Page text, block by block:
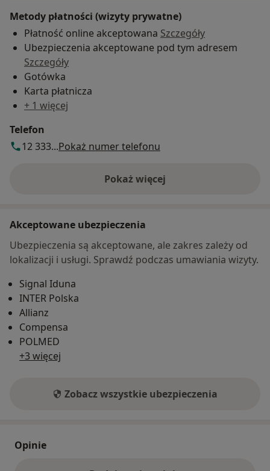
Metody płatności (wizyty prywatne)
Płatność online akceptowana Szczegóły
Ubezpieczenia akceptowane pod tym adresem
Szczegóły
Gotówka
Karta płatnicza
+ 1 więcej
Telefon
12 333...Pokaż numer telefonu
Pokaż więcej
o adresie
Akceptowane ubezpieczenia
Ubezpieczenia są akceptowane, ale zakres zależy od
lokalizacji i usługi. Sprawdź podczas umawiania wizyty.
Signal Iduna
INTER Polska
Allianz
Compensa
POLMED
+3 więcej
Zobacz wszystkie ubezpieczenia
Opinie